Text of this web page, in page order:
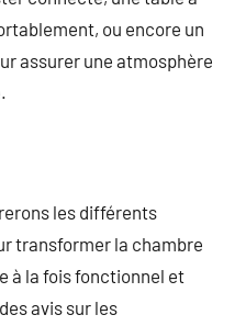
ou encore un
assurer une atmosphère
les différents
transformer la chambre
à la fois fonctionnel et
avis sur les